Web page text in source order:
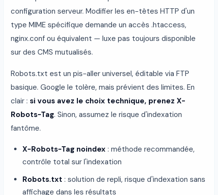
configuration serveur. Modifier les en-têtes HTTP d'un
type MIME spécifique demande un accès .htaccess,
nginx.conf ou équivalent — luxe pas toujours disponible
sur des CMS mutualisés.
Robots.txt est un pis-aller universel, éditable via FTP
basique. Google le tolère, mais prévient des limites. En
clair : si vous avez le choix technique, prenez X-
Robots-Tag. Sinon, assumez le risque d'indexation
fantôme.
X-Robots-Tag noindex : méthode recommandée,
contrôle total sur l'indexation
Robots.txt : solution de repli, risque d'indexation sans
affichage dans les résultats